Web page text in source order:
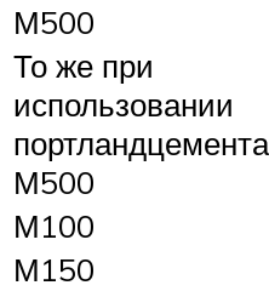
М500
То же при
использовании
портландцемента
М500
М100
М150